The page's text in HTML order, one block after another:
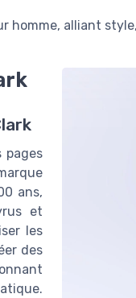
homme, alliant
pages
ans,
et
les
des